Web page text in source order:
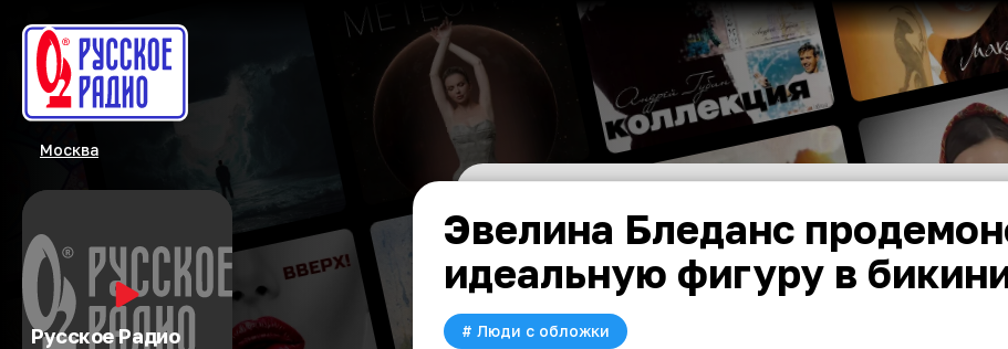
Москва
Русское Радио
Эвелина Бледанс
идеальную фигуру в
# Люди с обложки